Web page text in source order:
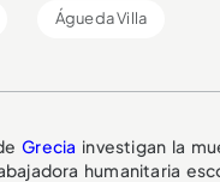
Águeda Villa
Grecia investigan la
humanitaria